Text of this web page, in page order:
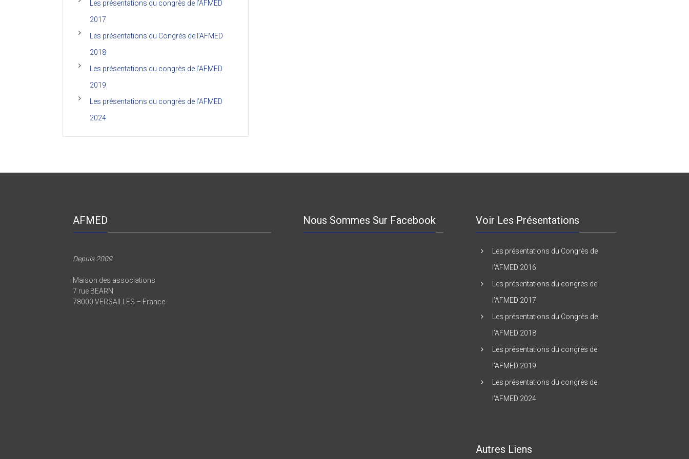
Les présentations du congrès de l’AFMED
2017
Les présentations du Congrès de l’AFMED
2018
Les présentations du congrès de l’AFMED
2019
Les présentations du congrès de l’AFMED
2024
AFMED
Depuis 2009
Maison des associations
7 rue BEARN
78000 VERSAILLES – France
Nous Sommes Sur Facebook Voir Les Présentations
Les présentations du Congrès de
l’AFMED 2016
Les présentations du congrès de
l’AFMED 2017
Les présentations du Congrès de
l’AFMED 2018
Les présentations du congrès de
l’AFMED 2019
Les présentations du congrès de
l’AFMED 2024
Autres Liens